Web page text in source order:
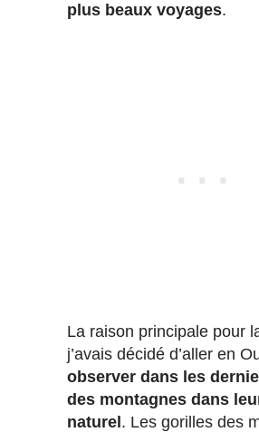
plus beaux voyages.
La raison principale pour
j’avais décidé d’aller en
observer dans les
des montagnes dans
naturel . Les gorilles des